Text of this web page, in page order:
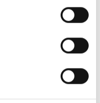
w stałej cenie.
z
zaproszenia ich
takie jak jajka